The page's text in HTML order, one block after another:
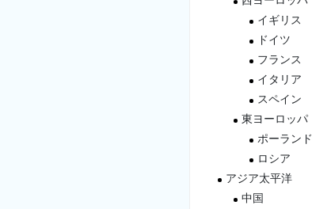
イギリス
ドイツ
フランス
イタリア
スペイン
東ヨーロッパ
ポーランド
ロシア
アジア太平洋
中国